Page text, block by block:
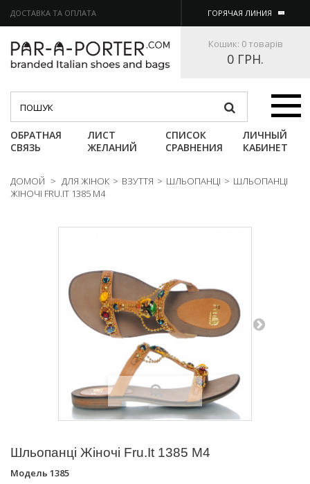
ДОСТАВКА ТА ОПЛАТА ГОРЯЧАЯ ЛИНИЯ
Кошик: 0 товарів
0 ГРН.
Категории
ОБРАТНАЯ
СВЯЗЬ
ЛИСТ
ЖЕЛАНИЙ
СПИСОК
СРАВНЕНИЯ
ЛИЧНЫЙ
КАБИНЕТ
ДОМОЙ > ДЛЯ ЖІНОК > ВЗУТТЯ > ШЛЬОПАНЦІ > ШЛЬОПАНЦІ
ЖІНОЧІ FRU.IT 1385 M4
Шльопанці Жіночі Fru.It 1385 M4
Модель 1385